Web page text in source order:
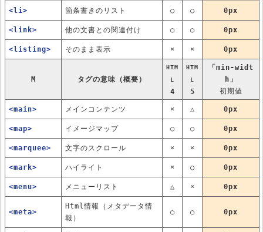
<li> 箇条書きのリスト ○ ○ 0px
<link> 他の文書との関連付け ○ ○ 0px
<listing> そのまま表示 × × 0px
M タグの意味（概要）
HTM
L
4
HTM
L
5
「min-widt
h」
初期値
<main> メインコンテンツ × △ 0px
<map> イメージマップ ○ ○ 0px
<marquee> 文字のスクロール × × 0px
<mark> ハイライト × ○ 0px
<menu> メニューリスト △ × 0px
<meta>
Html情報（メタデータ情
報）
○ ○ 0px